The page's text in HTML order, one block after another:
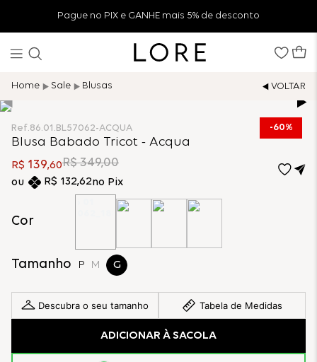
Pague no PIX e GANHE mais 5% de desconto
Sale Blusas
60%
Ref.86.01.BL57062-ACQUA
Blusa Babado Tricot - Acqua
R$ 139,60R$ 349,00
R$ 132,62no Pix
Cor
Tamanho P M G
Descubra o seu tamanho Tabela de Medidas
ADICIONAR À SACOLA